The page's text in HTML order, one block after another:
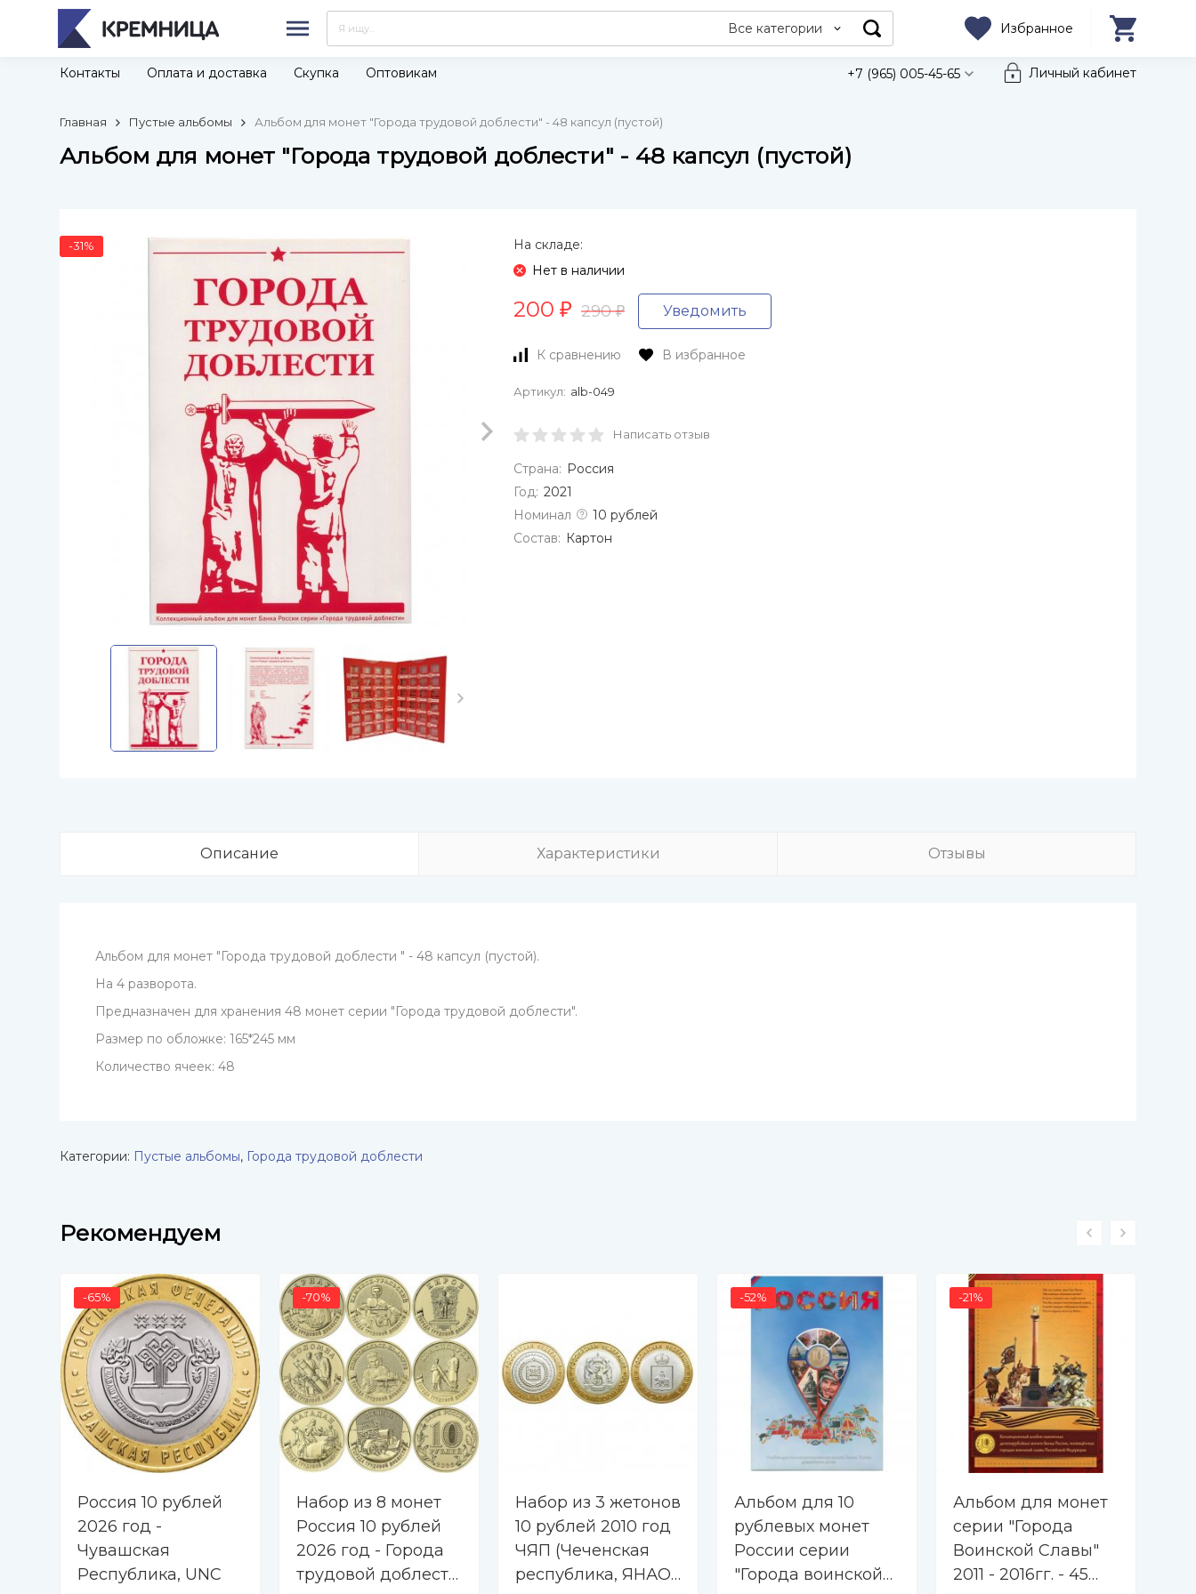
Все категории Избранное
Контакты Оплата и доставка Скупка Оптовикам +7 (965) 005-45-65 Личный кабинет
Главная Пустые альбомы Альбом для монет "Города трудовой доблести" - 48 капсул (пустой)
Альбом для монет "Города трудовой доблести" - 48 капсул (пустой)
-31%
На складе:
Нет в наличии
200 ₽ 290₽ Уведомить
К сравнению В избранное
Артикул: alb-049
Написать отзыв
Страна: Россия
Год: 2021
Номинал
10 рублей
Состав: Картон
Описание
Альбом для монет "Города трудовой доблести " - 48 капсул (пустой).
На 4 разворота.
Предназначен для хранения 48 монет серии "Города трудовой доблести".
Размер по обложке: 165*245 мм
Количество ячеек: 48
Характеристики Отзывы
Категории: Пустые альбомы, Города трудовой доблести
Рекомендуем
-65%
Россия 10 рублей
2026 год -
Чувашская
Республика, UNC
-70%
Набор из 8 монет
Россия 10 рублей
2026 год - Города
трудовой доблести
Набор из 3 жетонов
10 рублей 2010 год
ЧЯП (Чеченская
республика, ЯНАО,
-52%
Альбом для 10
рублевых монет
России серии
"Города воинской
-21%
Альбом для монет
серии "Города
Воинской Славы"
2011 - 2016гг. - 45